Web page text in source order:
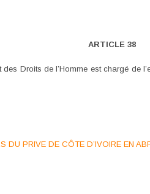
ARTICLE 38
Droits de l’Homme est chargé de
DU PRIVE DE CÔTE D’IVOIRE EN